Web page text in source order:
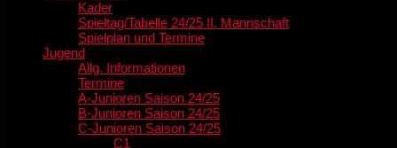
Kader
Spieltag/Tabelle 24/25 II. Mannschaft
Spielplan und Termine
Jugend
Allg. Informationen
Termine
A-Junioren Saison 24/25
B-Junioren Saison 24/25
C-Junioren Saison 24/25
C1